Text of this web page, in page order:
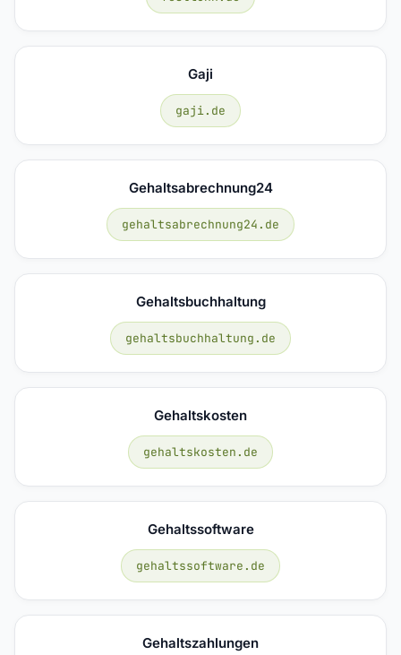
Gaji
gaji.de
Gehaltsabrechnung24
gehaltsabrechnung24.de
Gehaltsbuchhaltung
gehaltsbuchhaltung.de
Gehaltskosten
gehaltskosten.de
Gehaltssoftware
gehaltssoftware.de
Gehaltszahlungen